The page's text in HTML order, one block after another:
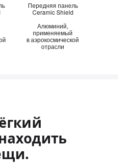
Передняя панель
Ceramic Shield
Алюминий,
применяемый
в аэрокосмической
отрасли